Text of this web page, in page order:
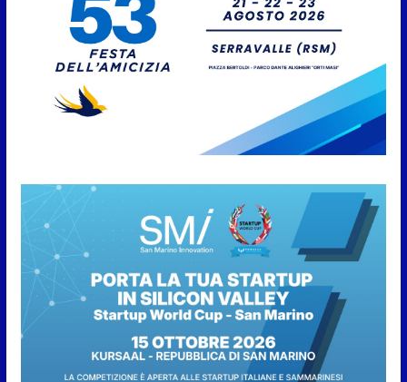
San Marino. Il 6 agosto è ancora
Giovedì in Centro. Il Centro
storico torna protagonista di
sera tra shopping, cultura e